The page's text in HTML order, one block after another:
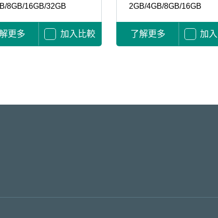
8GB/16GB/32GB
更多 加入比較
2GB/4GB/8GB/16GB
了解更多 加